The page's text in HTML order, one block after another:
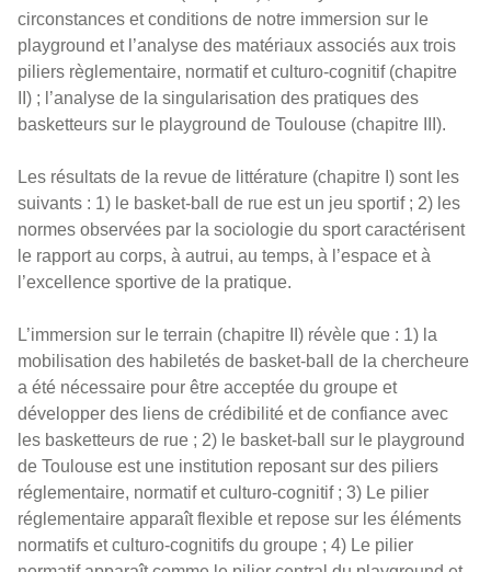
circonstances et conditions de notre immersion sur le
playground et l’analyse des matériaux associés aux trois
piliers règlementaire, normatif et culturo-cognitif (chapitre
II) ; l’analyse de la singularisation des pratiques des
basketteurs sur le playground de Toulouse (chapitre III).
Les résultats de la revue de littérature (chapitre I) sont les
suivants : 1) le basket-ball de rue est un jeu sportif ; 2) les
normes observées par la sociologie du sport caractérisent
le rapport au corps, à autrui, au temps, à l’espace et à
l’excellence sportive de la pratique.
L’immersion sur le terrain (chapitre II) révèle que : 1) la
mobilisation des habiletés de basket-ball de la chercheure
a été nécessaire pour être acceptée du groupe et
développer des liens de crédibilité et de confiance avec
les basketteurs de rue ; 2) le basket-ball sur le playground
de Toulouse est une institution reposant sur des piliers
réglementaire, normatif et culturo-cognitif ; 3) Le pilier
réglementaire apparaît flexible et repose sur les éléments
normatifs et culturo-cognitifs du groupe ; 4) Le pilier